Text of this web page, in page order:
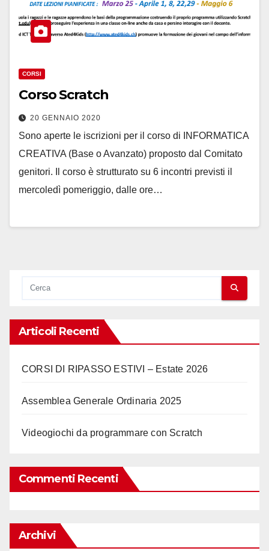
CORSI
Corso Scratch
20 GENNAIO 2020
Sono aperte le iscrizioni per il corso di INFORMATICA
CREATIVA (Base o Avanzato) proposto dal Comitato
genitori. Il corso è strutturato su 6 incontri previsti il
mercoledì pomeriggio, dalle ore…
Articoli Recenti
CORSI DI RIPASSO ESTIVI – Estate 2026
Assemblea Generale Ordinaria 2025
Videogiochi da programmare con Scratch
Commenti Recenti
Archivi